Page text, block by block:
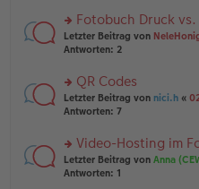
a
g
n
er
B
a
g
g
el
es
n
er
B
ei
a
g
rs
te
n
g
el
e
n
er
Fotobuch Druck
Letzter Beitrag von
Antworten: 2
rs
te
n
g
el
QR Codes
Letzter Beitrag von nici.h «
Antworten: 7
rs
te
Video-Hosting im
Letzter Beitrag von Anna
Antworten: 1